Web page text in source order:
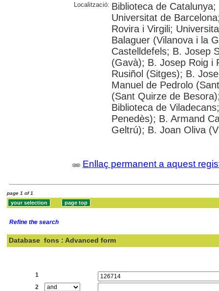
Localització: Biblioteca de
Universitat de
Rovira i Virgili;
Balaguer (Vilanova i la
Castelldefels; B. Josep
(Gavà); B. Josep Roig i
Rusiñol (Sitges); B.
Manuel de Pedrolo
(Sant Quirze de
Biblioteca de
Penedès); B. Armand
Geltrú); B. Joan Oliva
Enllaç permanent a aquest
page 1 of 1
Refine the search
Database fons : Advanced form
1
2